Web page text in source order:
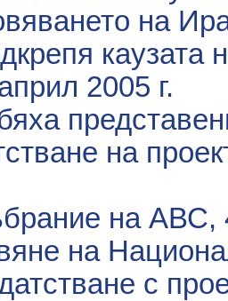
на
каузата
2005 г.
на
на АВС,
на
с